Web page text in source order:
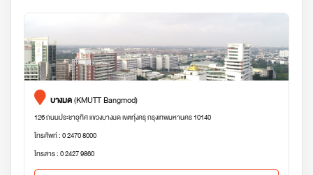
บางมด(KMUTT Bangmod)
126 ถนนประชาอุทิศ แขวงบางมด เขตทุ่งครุ กรุงเทพมหานคร 10140
โทรศัพท์ : 0 2470 8000
โทรสาร : 0 2427 9860